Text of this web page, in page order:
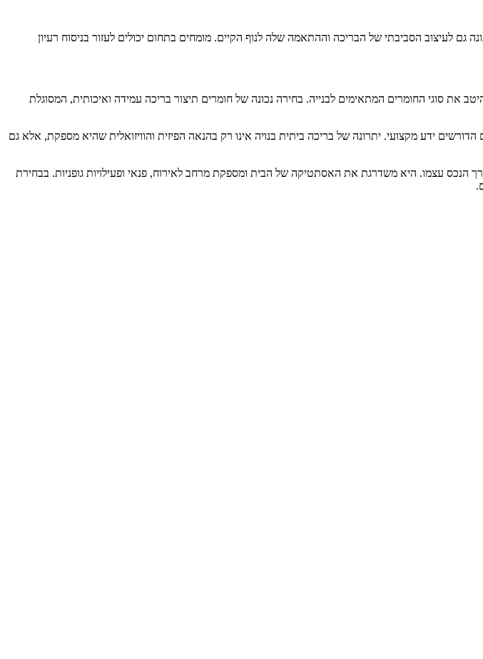
לעיצוב הסביבתי של הבריכה וההתאמה שלה לנוף הקיים. מומחים בתחום יכולים לעזור בניסוח רעיון
את סוגי החומרים המתאימים לבנייה. בחירה נכונה של חומרים תיצור בריכה עמידה ואיכותית, המסוגלת
ידע מקצועי. יתרונה של בריכה ביתית בנויה אינו רק בהנאה הפיזית והוויזואלית שהיא מספקת, אלא גם
עצמו. היא משדרגת את האסתטיקה של הבית ומספקת מרחב לאירוח, פנאי ופעילויות גופניות. בבחירת